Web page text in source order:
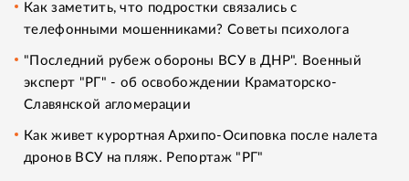
Как заметить, что подростки связались с
телефонными мошенниками? Советы психолога
"Последний рубеж обороны ВСУ в ДНР". Военный
эксперт "РГ" - об освобождении Краматорско-
Славянской агломерации
Как живет курортная Архипо-Осиповка после налета
дронов ВСУ на пляж. Репортаж "РГ"